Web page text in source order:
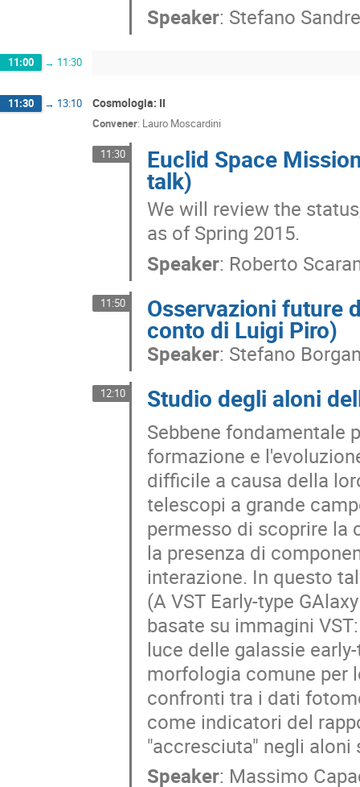
Speaker: Stefano
11:00 → 11:30
11:30 → 13:10 Cosmologia: II
Convener: Lauro Moscardini
11:30 Euclid Space
talk)
We will review the
as of Spring 2015.
Speaker: Roberto
11:50 Osservazioni future
conto di Luigi Piro)
Speaker: Stefano
12:10 Studio degli aloni
Sebbene fondamentale
formazione e
difficile a causa della
telescopi a grande
permesso di scoprire la
la presenza di
interazione. In questo
(A VST Early-type
basate su immagini
luce delle galassie
morfologia comune per
confronti tra i dati
come indicatori del
"accresciuta" negli
Speaker: Massimo